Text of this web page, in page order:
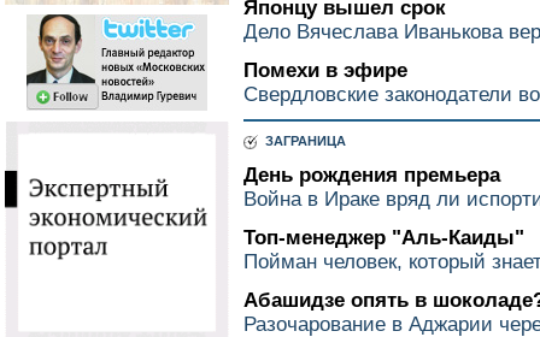
Японцу вышел срок
Дело Вячеслава Иванькова
Помехи в эфире
Свердловские законодатели
ЗАГРАНИЦА
День рождения премьера
Война в Ираке вряд ли
Топ-менеджер "Аль-Каиды"
Пойман человек, который
Абашидзе опять в
Разочарование в Аджарии